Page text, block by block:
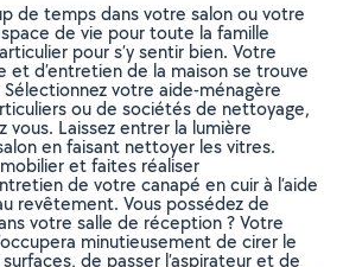
de temps dans votre salon ou votre
de vie pour toute la famille
pour s’y sentir bien. Votre
d’entretien de la maison se trouve
Sélectionnez votre aide-ménagère
ou de sociétés de nettoyage,
vous. Laissez entrer la lumière
en faisant nettoyer les vitres.
et faites réaliser
de votre canapé en cuir à l’aide
revêtement. Vous possédez de
votre salle de réception ? Votre
minutieusement de cirer le
de passer l’aspirateur et de